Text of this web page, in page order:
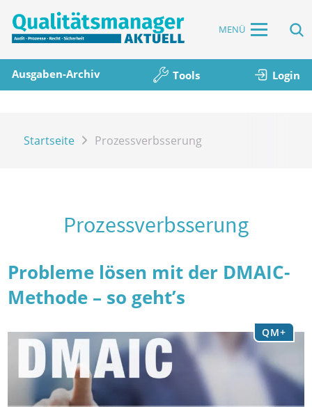
MENÜ
Ausgaben-Archiv Tools Login
Startseite Prozessverbsserung
Prozessverbsserung
Probleme lösen mit der DMAIC-
Methode – so geht’s
QM+